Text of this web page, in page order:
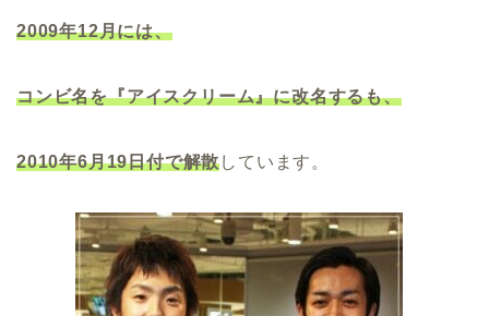
2009年12月には、
コンビ名を『アイスクリーム』に改名するも、
2010年6月19日付で解散しています。